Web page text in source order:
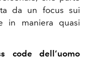
da un focus sui
in maniera quasi
code dell’uomo